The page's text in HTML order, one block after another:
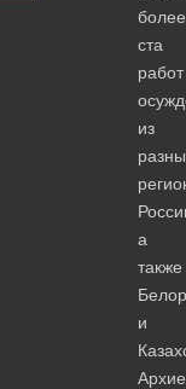
более
ста
работ
из
а
также
и